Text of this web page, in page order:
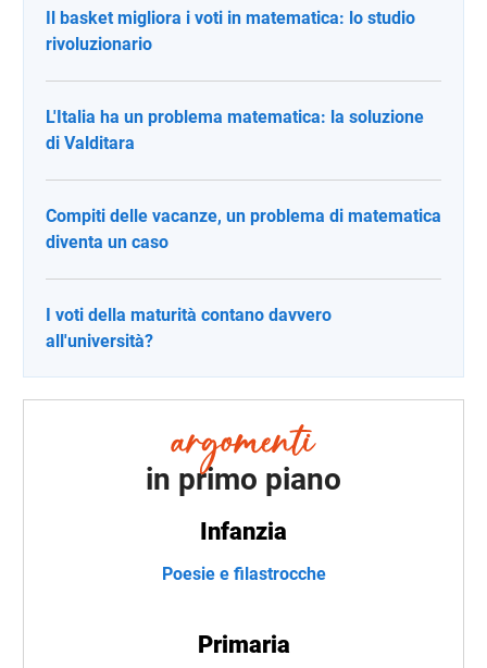
Il basket migliora i voti in matematica: lo studio
rivoluzionario
L'Italia ha un problema matematica: la soluzione
di Valditara
Compiti delle vacanze, un problema di matematica
diventa un caso
I voti della maturità contano davvero
all'università?
in primo piano
Infanzia
Poesie e filastrocche
Primaria